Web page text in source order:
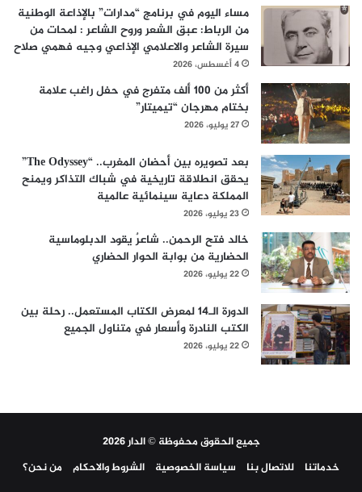
مساء اليوم في برنامج “مدارات” بالإذاعة الوطنية
من الرباط: عبق الشعر وروح الشاعر : لمحات من
سيرة الشاعر والاعلامي الإذاعي وجيه فهمي صلاح
4 أغسطس، 2026
أكثر من 100 ألف متفرج في حفل راغب علامة
بختام مهرجان “تيميتار”
27 يوليو، 2026
بعد تصويره بين أحضان المغرب.. “The Odyssey”
يحقق انطلاقة تاريخية في شباك التذاكر ويمنح
المملكة دعاية سينمائية عالمية
23 يوليو، 2026
خالد فتح الرحمن.. شاعرٌ يقود الدبلوماسية
الحضارية من بوابة الحوار الحضاري
22 يوليو، 2026
الدورة الـ14 لمعرض الكتاب المستعمل.. رحلة بين
الكتب النادرة وأسعار في متناول الجميع
22 يوليو، 2026
جميع الحقوق محفوظة © الدار 2026
خدماتنا
للاتصال بنا سياسة الخصوصية الشروط والاحكام من نحن؟